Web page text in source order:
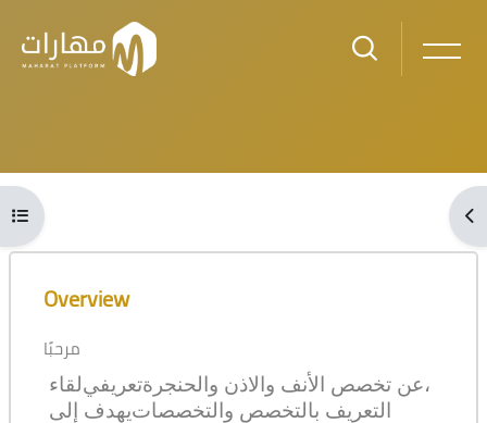
Skip to main content
Blocks
Open course index
Blocks
Skip [Cocoon] Course Overview
Overview
مرحبًا
لقاءتعريفيعن تخصص الأنف والاذن والحنجرة،
يهدف إلىالتعريف بالتخصص والتخصصات